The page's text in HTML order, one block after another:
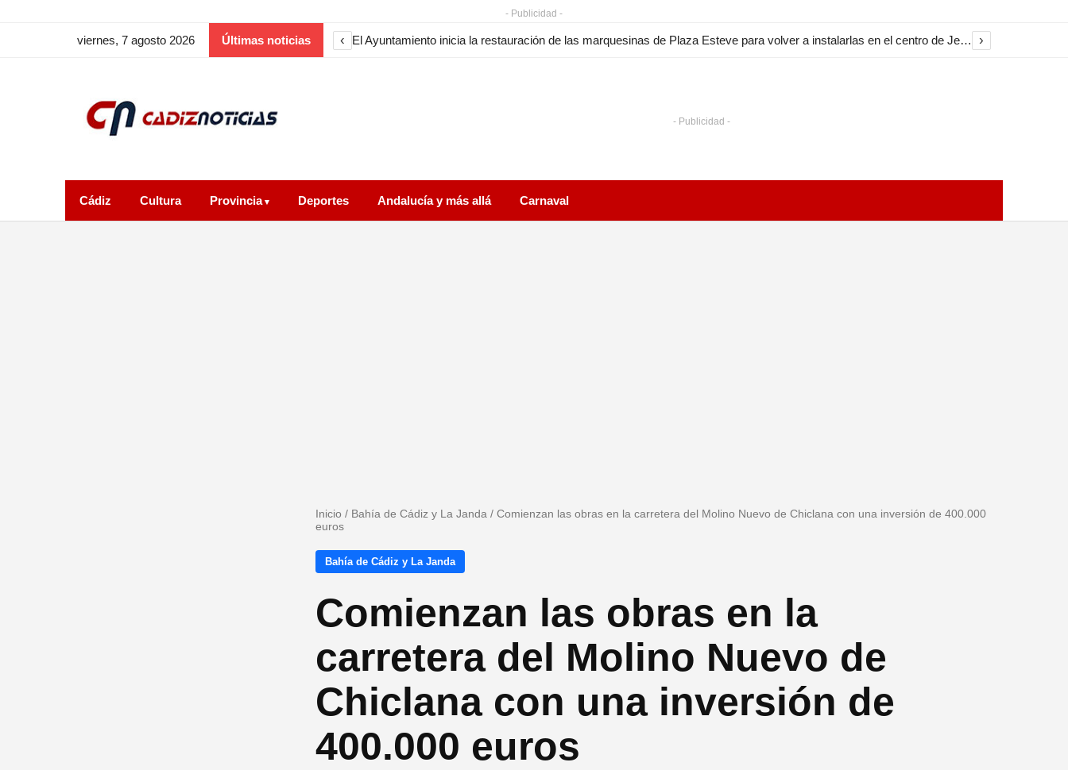
- Publicidad -
viernes, 7 agosto 2026 Últimas noticias ‹ El Ayuntamiento inicia la restauración de las marquesinas de Plaza Esteve para volver a instalarlas en el centro de Jerez ›
- Publicidad -
Cádiz Cultura Provincia Deportes Andalucía y más allá Carnaval
Inicio / Bahía de Cádiz y La Janda / Comienzan las obras en la carretera del Molino Nuevo de Chiclana con una inversión de 400.000
euros
Bahía de Cádiz y La Janda
Comienzan las obras en la
carretera del Molino Nuevo de
Chiclana con una inversión de
400.000 euros